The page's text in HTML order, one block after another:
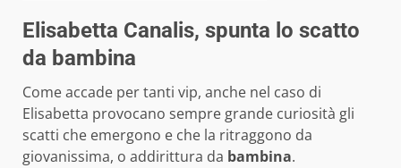
Elisabetta Canalis, spunta lo scatto
da bambina
Come accade per tanti vip, anche nel caso di
Elisabetta provocano sempre grande curiosità gli
scatti che emergono e che la ritraggono da
giovanissima, o addirittura da bambina.